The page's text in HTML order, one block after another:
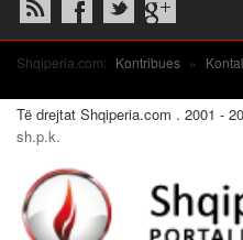
Shqiperia.com: Kontribues »
Të drejtat Shqiperia.com . 2001 -
sh.p.k.